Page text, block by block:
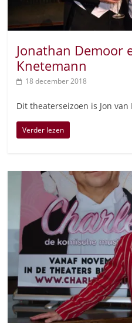
Jonathan Demoor
Knetemann
18 december 2018
Dit theaterseizoen is Jon van
Verder lezen